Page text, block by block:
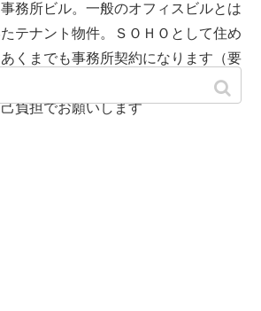
務所ビル。一般のオフィスビルとは
テナント物件。ＳＯＨＯとして住め
くまでも事務所契約になります（要
負担でお願いします